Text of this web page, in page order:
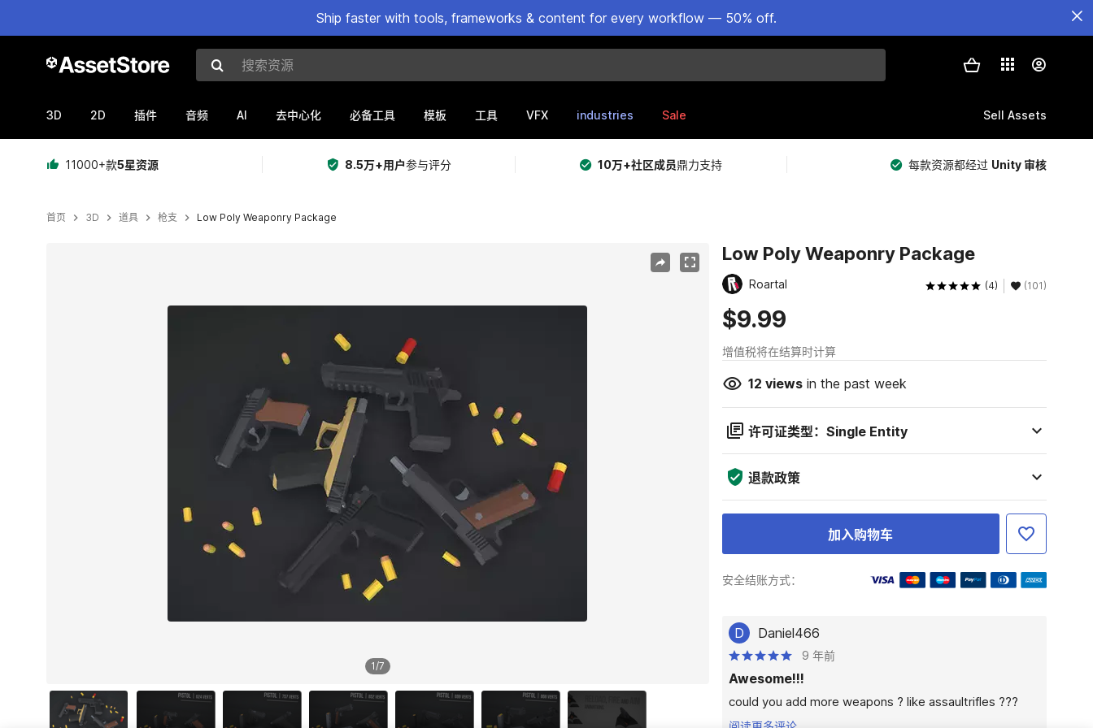
Ship faster with tools, frameworks & content for every workflow — 50% off.
搜索资源
3D 2D 插件 音频 AI 去中心化 必备工具 模板 工具 VFX industries Sale Sell Assets
11000+款5星资源 8.5万+用户参与评分 10万+社区成员鼎力支持 每款资源都经过 Unity 审核
首页 3D 道具 枪支 Low Poly Weaponry Package
1/7
Low Poly Weaponry Package
Roartal (4) (101)
$9.99
增值税将在结算时计算
12 viewsin the past week
许可证类型：Single Entity
退款政策
加入购物车
安全结账方式：
D Daniel466
9 年前
Awesome!!!
could you add more weapons ? like assaultrifles ???